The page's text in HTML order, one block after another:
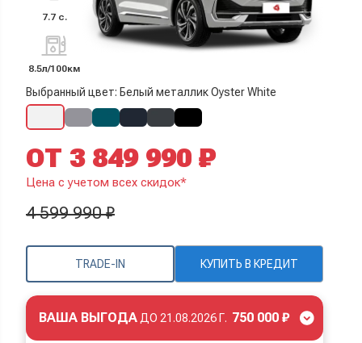
7.7 с.
8.5л/100км
Выбранный цвет: Белый металлик Oyster White
TRADE-IN КУПИТЬ В КРЕДИТ
ОТ 3 849 990 ₽
Цена с учетом всех скидок*
4 599 990 ₽
ВАША ВЫГОДА ДО 21.08.2026 Г. 750 000 ₽